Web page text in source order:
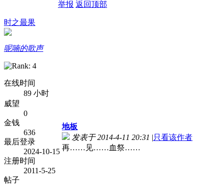
举报 返回顶部
时之最果
呢喃的歌声
在线时间
89 小时
威望
0
金钱
636
最后登录
2024-10-15
注册时间
2011-5-25
帖子
地板
发表于 2014-4-11 20:31 |只看该作者
再……见……血祭……